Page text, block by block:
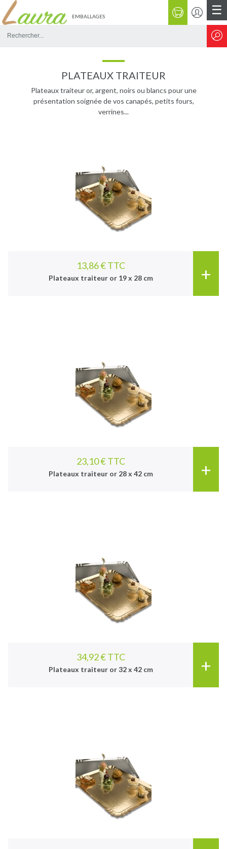
☰
EMBALLAGES
PLATEAUX TRAITEUR
Plateaux traiteur or, argent, noirs ou blancs pour une
présentation soignée de vos canapés, petits fours,
verrines...
13,86 € TTC
Plateaux traiteur or 19 x 28 cm +
23,10 € TTC
Plateaux traiteur or 28 x 42 cm +
34,92 € TTC
Plateaux traiteur or 32 x 42 cm +